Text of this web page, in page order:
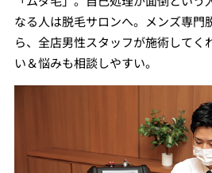
なる人は脱毛サロンへ。メンズ専門
ら、全店男性スタッフが施術してく
い＆悩みも相談しやすい。